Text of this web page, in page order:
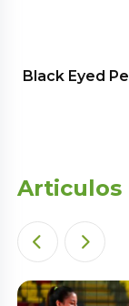
Black Eyed
Articulos